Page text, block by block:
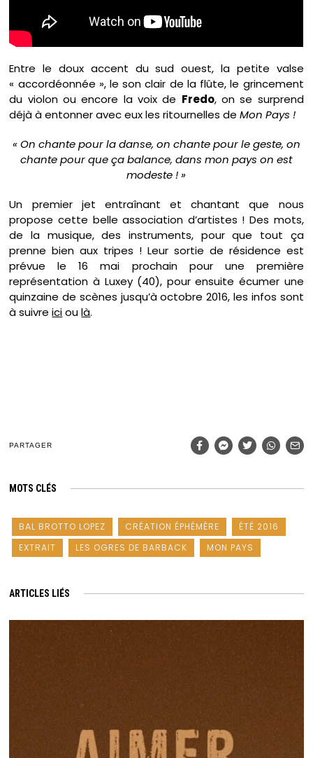
Entre le doux accent du sud ouest, la petite valse
« accordéonnée », le son clair de la flûte, le grincement
du violon ou encore la voix de Fredo, on se surprend
déjà à entonner avec eux les ritournelles deMon Pays !
« On chante pour la danse, on chante pour le geste, on
chante pour que ça balance, dans mon pays on est
modeste ! »
Un premier jet entraînant et chantant que nous
propose cette belle association d’artistes ! Des mots,
de la musique, des instruments, pour que tout ça
prenne bien aux tripes ! Leur sortie de résidence est
prévue le 16 mai prochain pour une première
représentation à Luxey (40), pour ensuite écumer une
quinzaine de scènes jusqu’à octobre 2016, les infos sont
à suivreicioulà.
PARTAGER
MOTS CLÉS
BAL BROTTO LOPEZ CRÉATION ÉPHÉMÈRE
ÉTÉ 2016
EXTRAIT
LES OGRES DE BARBACK MON PAYS
ARTICLES LIÉS